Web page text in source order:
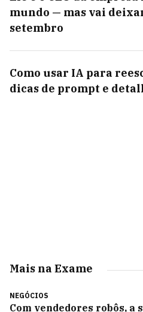
mundo — mas vai
setembro
Como usar IA para
dicas de prompt e
Mais na Exame
NEGÓCIOS
Com vendedores robôs, a